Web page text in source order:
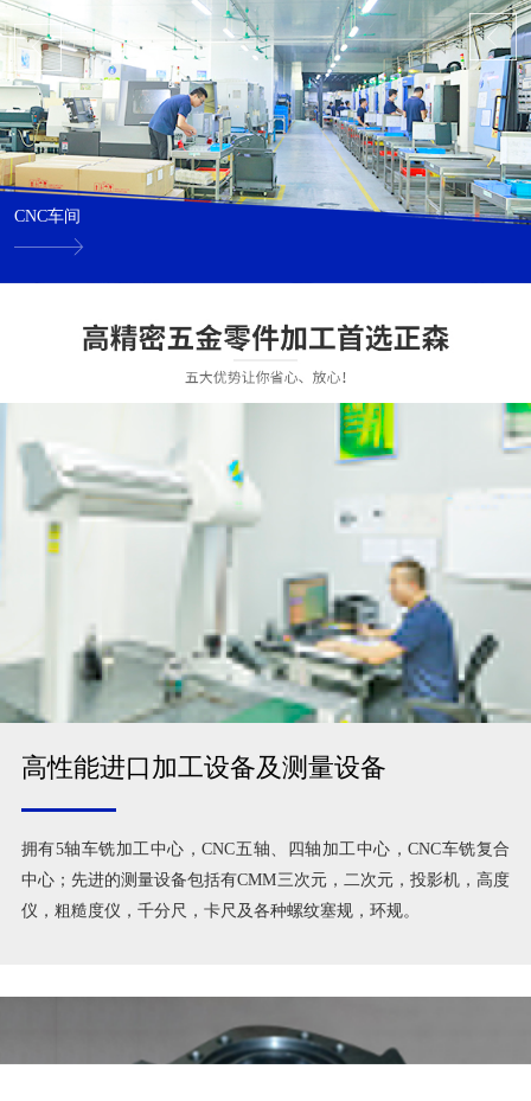
CNC车间
高性能进口加工设备及测量设备
拥有5轴车铣加工中心，CNC五轴、四轴加工中心，CNC车铣复合
中心；先进的测量设备包括有CMM三次元，二次元，投影机，高度
仪，粗糙度仪，千分尺，卡尺及各种螺纹塞规，环规。